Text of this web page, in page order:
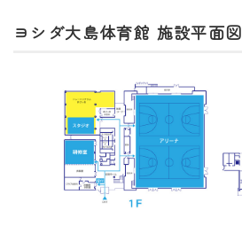
ヨシダ大島体育館 施設平面図